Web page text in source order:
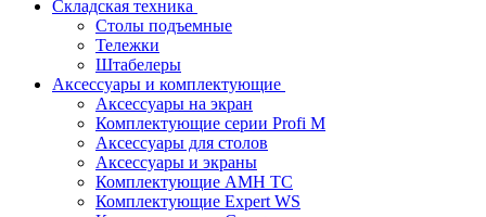
Складская техника
Столы подъемные
Тележки
Штабелеры
Аксессуары и комплектующие
Аксессуары на экран
Комплектующие серии Profi M
Аксессуары для столов
Аксессуары и экраны
Комплектующие AMH TC
Комплектующие Expert WS